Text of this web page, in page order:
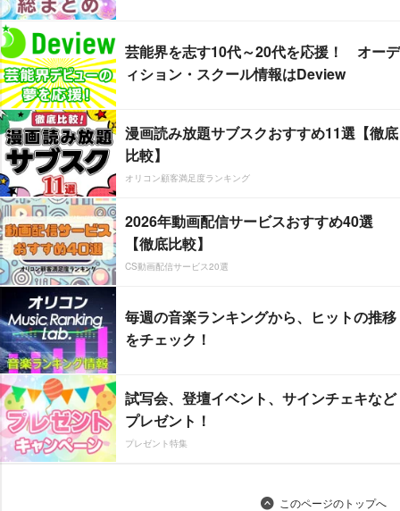
芸能界を志す10代～20代を応援！ オーデ
ィション・スクール情報はDeview
漫画読み放題サブスクおすすめ11選【徹底
比較】
オリコン顧客満足度ランキング
2026年動画配信サービスおすすめ40選
【徹底比較】
CS動画配信サービス20選
毎週の音楽ランキングから、ヒットの推移
をチェック！
試写会、登壇イベント、サインチェキなど
プレゼント！
プレゼント特集
このページのトップへ